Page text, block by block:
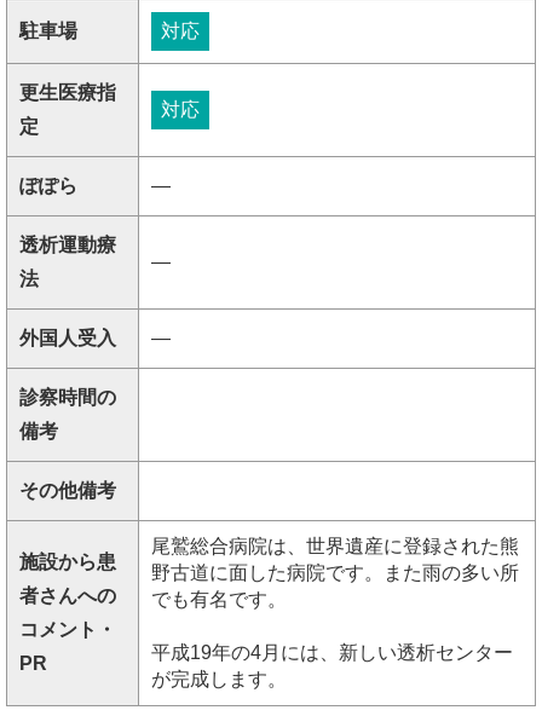
駐車場 対応
更生医療指
定
対応
ぽぽら ―
透析運動療
法
―
外国人受入 ―
診察時間の
備考
その他備考
施設から患
者さんへの
コメント・
PR
尾鷲総合病院は、世界遺産に登録された熊
野古道に面した病院です。また雨の多い所
でも有名です。
平成19年の4月には、新しい透析センター
が完成します。